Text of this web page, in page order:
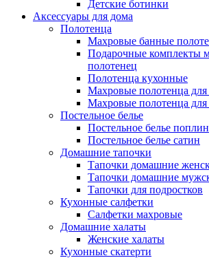
Детские ботинки
Аксессуары для дома
Полотенца
Махровые банные
Подарочные комплекты
полотенец
Полотенца кухонные
Махровые полотенца для
Махровые полотенца для
Постельное белье
Постельное белье поплин
Постельное белье сатин
Домашние тапочки
Тапочки домашние
Тапочки домашние
Тапочки для подростков
Кухонные салфетки
Салфетки махровые
Домашние халаты
Женские халаты
Кухонные скатерти